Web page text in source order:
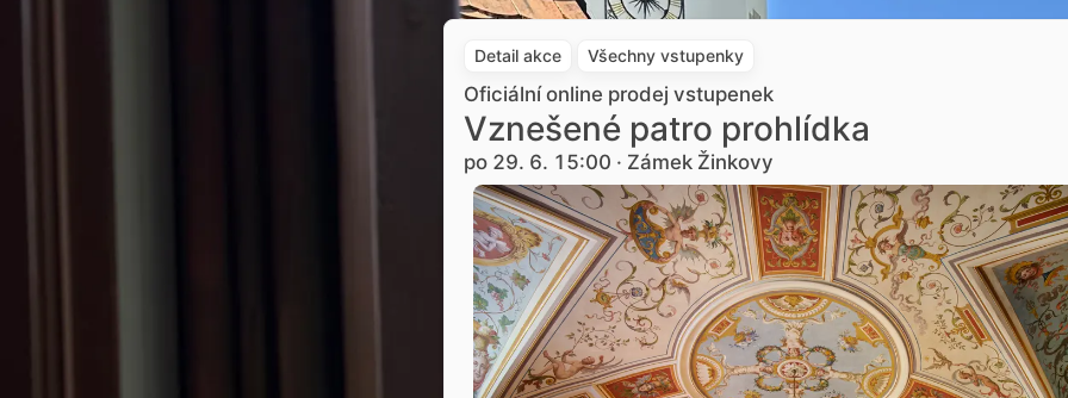
Detail akce Všechny vstupenky
Oficiální online prodej vstupenek
Vznešené patro prohlídka
po 29. 6. 15:00 · Zámek Žinkovy